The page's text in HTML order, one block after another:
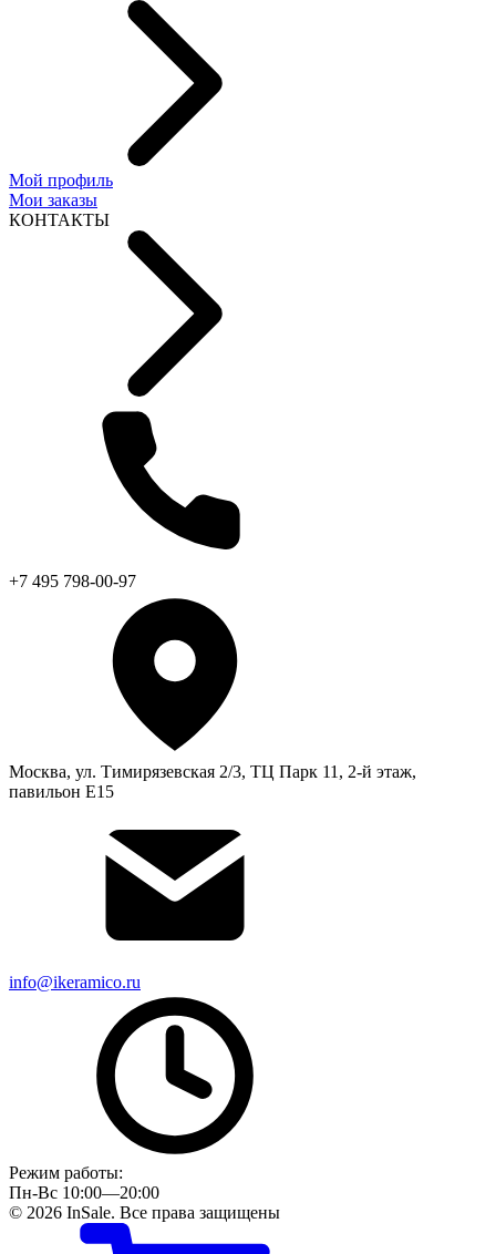
Мой профиль
Мои заказы
КОНТАКТЫ
+7 495 798-00-97
Москва, ул. Тимирязевская 2/3, ТЦ Парк 11, 2-й этаж,
павильон Е15
info@ikeramico.ru
Режим работы:
Пн-Вс 10:00—20:00
© 2026 InSale. Все права защищены